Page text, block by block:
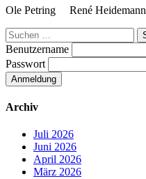
Ole Petring René Heidemann
Suchen
nach:
Benutzername
Passwort
Archiv
Juli 2026
Juni 2026
April 2026
März 2026